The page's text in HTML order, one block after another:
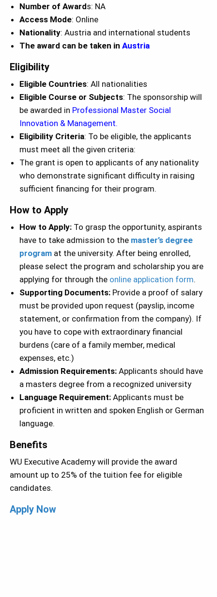
Number of Awards: NA
Access Mode: Online
Nationality: Austria and international students
The award can be taken in Austria
Eligibility
Eligible Countries: All nationalities
Eligible Course or Subjects: The sponsorship will
be awarded in Professional Master Social
Innovation & Management.
Eligibility Criteria: To be eligible, the applicants
must meet all the given criteria:
The grant is open to applicants of any nationality
who demonstrate significant difficulty in raising
sufficient financing for their program.
How to Apply
How to Apply: To grasp the opportunity, aspirants
have to take admission to the master’s degree
program at the university. After being enrolled,
please select the program and scholarship you are
applying for through the online application form.
Supporting Documents: Provide a proof of salary
must be provided upon request (payslip, income
statement, or confirmation from the company). If
you have to cope with extraordinary financial
burdens (care of a family member, medical
expenses, etc.)
Admission Requirements: Applicants should have
a masters degree from a recognized university
Language Requirement: Applicants must be
proficient in written and spoken English or German
language.
Benefits
WU Executive Academy will provide the award
amount up to 25% of the tuition fee for eligible
candidates.
Apply Now